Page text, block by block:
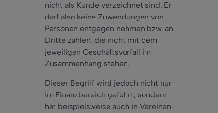
nicht als Kunde verzeichnet sind. Er
darf also keine Zuwendungen von
Personen entgegen nehmen bzw. an
Dritte zahlen, die nicht mit dem
jeweiligen Geschäftsvorfall im
Zusammenhang stehen.
Dieser Begriff wird jedoch nicht nur
im Finanzbereich geführt, sondern
hat beispielsweise auch in Vereinen